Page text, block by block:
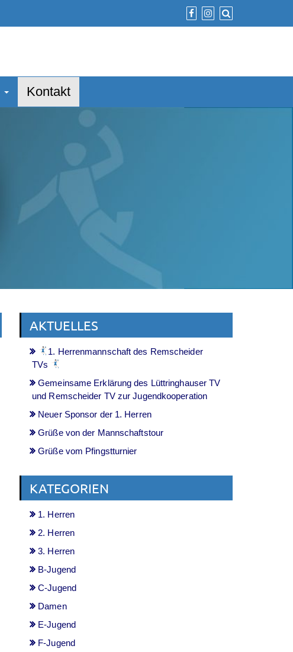
Kontakt
AKTUELLES
1. Herrenmannschaft des Remscheider
TVs
Gemeinsame Erklärung des Lüttringhauser TV
und Remscheider TV zur Jugendkooperation
Neuer Sponsor der 1. Herren
Grüße von der Mannschaftstour
Grüße vom Pfingstturnier
KATEGORIEN
1. Herren
2. Herren
3. Herren
B-Jugend
C-Jugend
Damen
E-Jugend
F-Jugend